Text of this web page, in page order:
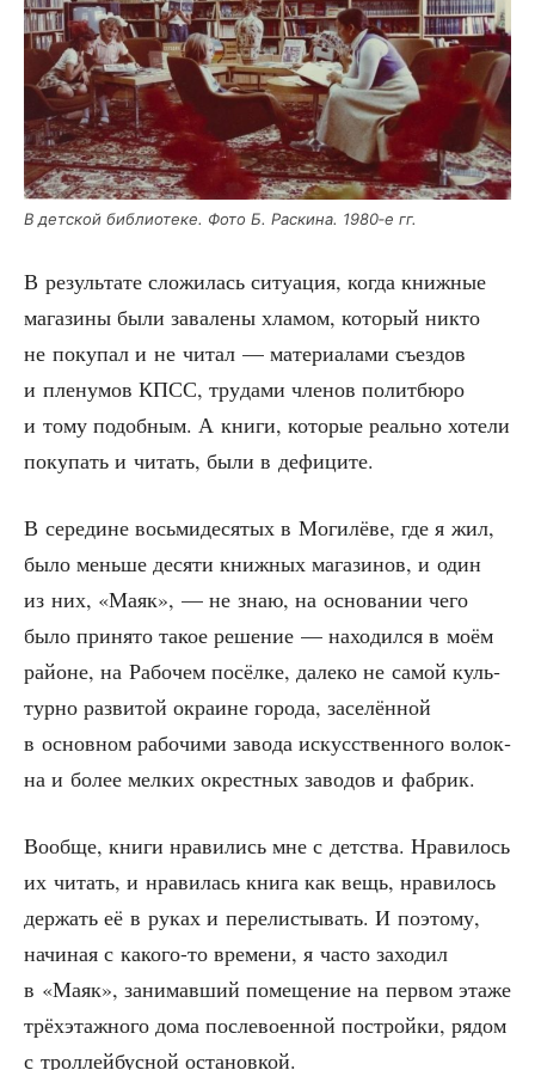
В дет­ской биб­лио­те­ке. Фото Б. Рас­ки­на. 1980‑е гг.
В резуль­та­те сло­жи­лась ситу­а­ция, когда книж­ные
мага­зи­ны были зава­ле­ны хла­мом, кото­рый никто
не поку­пал и не читал — мате­ри­а­ла­ми съез­дов
и пле­ну­мов КПСС, тру­да­ми чле­нов полит­бю­ро
и тому подоб­ным. А кни­ги, кото­рые реаль­но хоте­ли
поку­пать и читать, были в дефиците.
В сере­дине вось­ми­де­ся­тых в Моги­лё­ве, где я жил,
было мень­ше деся­ти книж­ных мага­зи­нов, и один
из них, «Маяк», — не знаю, на осно­ва­нии чего
было при­ня­то такое реше­ние — нахо­дил­ся в моём
рай­оне, на Рабо­чем посёл­ке, дале­ко не самой куль­
тур­но раз­ви­той окра­ине горо­да, засе­лён­ной
в основ­ном рабо­чи­ми заво­да искус­ствен­но­го волок­
на и более мел­ких окрест­ных заво­дов и фабрик.
Вооб­ще, кни­ги нра­ви­лись мне с дет­ства. Нра­ви­лось
их читать, и нра­ви­лась кни­га как вещь, нра­ви­лось
дер­жать её в руках и пере­ли­сты­вать. И поэто­му,
начи­ная с како­го-то вре­ме­ни, я часто захо­дил
в «Маяк», зани­мав­ший поме­ще­ние на пер­вом эта­же
трёх­этаж­но­го дома после­во­ен­ной построй­ки, рядом
с трол­лей­бус­ной остановкой.